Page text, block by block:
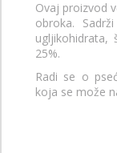
Ovaj proizvod
obroka.
25%.
Radi se o
koja se može